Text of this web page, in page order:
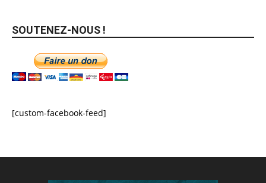
SOUTENEZ-NOUS !
[custom-facebook-feed]